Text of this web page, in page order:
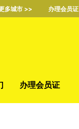
多城市 >> 办理会员证
办理会员证